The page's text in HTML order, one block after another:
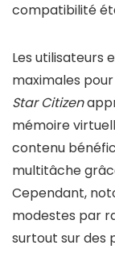
compatibilité
Les utilisateurs
maximales
Star Citizen
mémoire
contenu
multitâche
Cependant,
modestes par
surtout sur des